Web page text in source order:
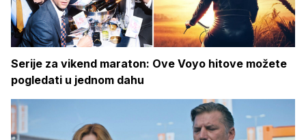
Serije za vikend maraton: Ove Voyo hitove možete
pogledati u jednom dahu